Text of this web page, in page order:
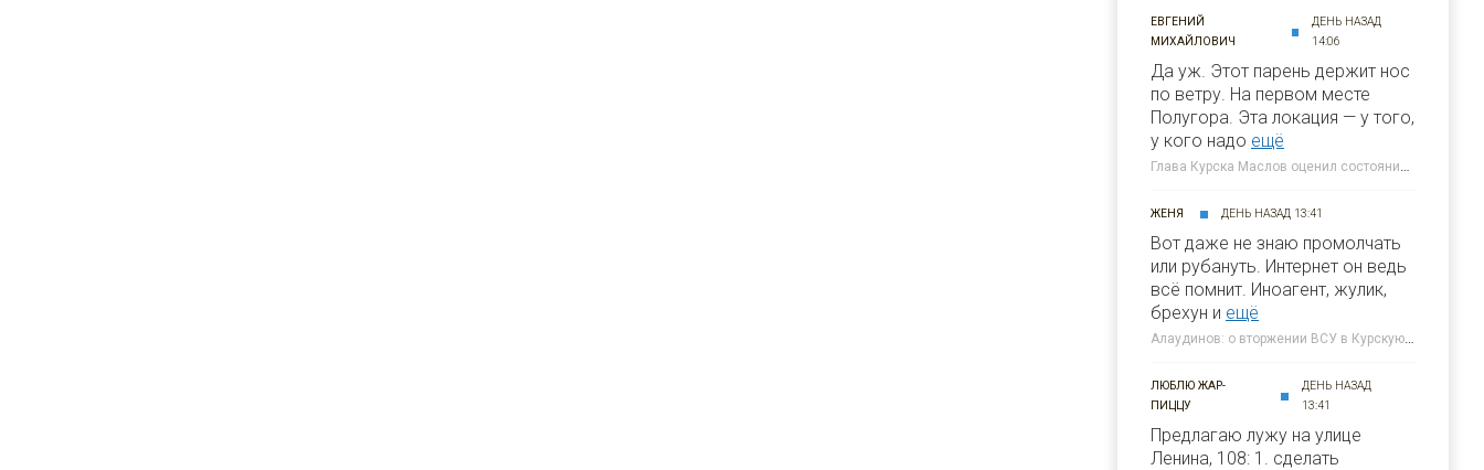
ЕВГЕНИЙ
МИХАЙЛОВИЧ
ДЕНЬ НАЗАД
14:06
Да уж. Этот парень держит нос
по ветру. На первом месте
Полугора. Этa локация — у того,
у кого надо ещё
Глава Курска Маслов оценил состояние требующих благоустройства локаций » 46ТВ Курское Интернет Телевидение
ЖЕНЯ ДЕНЬ НАЗАД 13:41
Вот даже не знаю промолчать
или рубануть. Интернет он ведь
всё помнит. Иноагент, жулик,
брехун и ещё
Алаудинов: о вторжении ВСУ в Курскую область я узнал от гражданских людей » 46ТВ Курское Интернет Телевидение
ЛЮБЛЮ ЖАР-
ПИЦЦУ
ДЕНЬ НАЗАД
13:41
Предлагаю лужу на улице
Ленина, 108: 1. сделать